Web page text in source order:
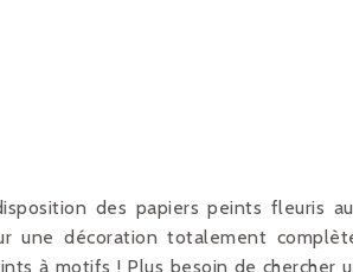
des papiers peints fleuris
une décoration totalement
à motifs ! Plus besoin de chercher